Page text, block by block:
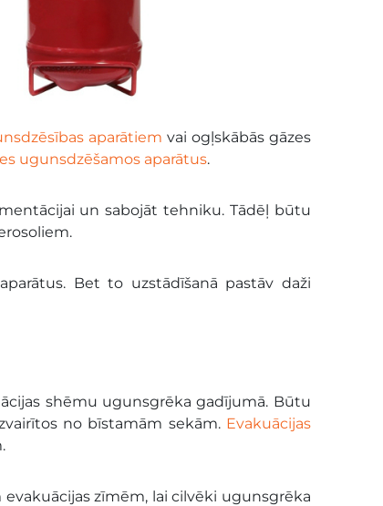
aparātiem vai ogļskābās gāzes
ugunsdzēšamos aparātus.
un sabojāt tehniku. Tādēļ būtu
Bet to uzstādīšanā pastāv daži
shēmu ugunsgrēka gadījumā. Būtu
no bīstamām sekām. Evakuācijas
zīmēm, lai cilvēki ugunsgrēka